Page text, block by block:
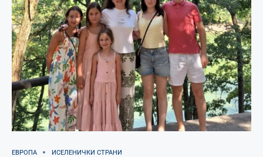
ЕВРОПА ИСЕЛЕНИЧКИ СТРАНИ